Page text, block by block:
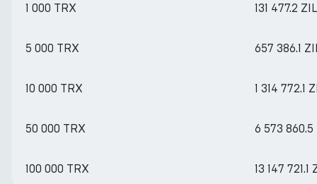
1 000 TRX 131 477.2 ZIL
5 000 TRX 657 386.1
10 000 TRX 1 314 772.1
50 000 TRX 6 573 860.5
100 000 TRX 13 147 721.1